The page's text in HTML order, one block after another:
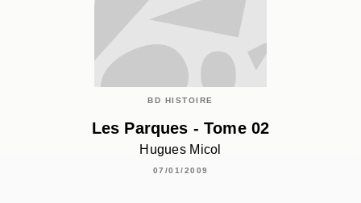
BD HISTOIRE
Les Parques - Tome 02
Hugues Micol
07/01/2009